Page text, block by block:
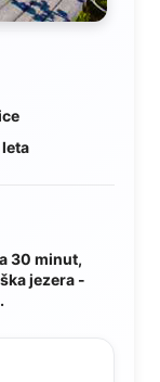
30 minut,
jezera -